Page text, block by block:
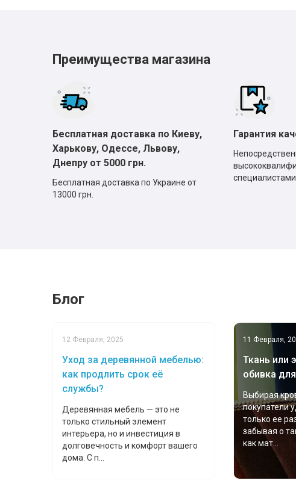
Преимущества магазина
Бесплатная доставка по Киеву,
Харькову, Одессе, Львову,
Днепру от 5000 грн.
Бесплатная доставка по Украине от
13000 грн.
Гарантия
Блог
12 Февраля, 2025
Уход за деревянной мебелью:
как продлить срок её
службы?
Деревянная мебель — это не
только стильный элемент
интерьера, но и инвестиция в
долговечность и комфорт вашего
дома. С п...
11 Февраля,
Ткань или
обивка
Выбирая
покупатели
только ее
забывая о
как мат...